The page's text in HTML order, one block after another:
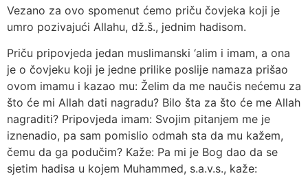
Vezano za ovo spomenut ćemo priču čovjeka koji je
umro pozivajući Allahu, dž.š., jednim hadisom.
Priču pripovjeda jedan muslimanski ‘alim i imam, a ona
je o čovjeku koji je jedne prilike poslije namaza prišao
ovom imamu i kazao mu: Želim da me naučis nećemu za
što će mi Allah dati nagradu? Bilo šta za što će me Allah
nagraditi? Pripovjeda imam: Svojim pitanjem me je
iznenadio, pa sam pomislio odmah sta da mu kažem,
čemu da ga podučim? Kaže: Pa mi je Bog dao da se
sjetim hadisa u kojem Muhammed, s.a.v.s., kaže: